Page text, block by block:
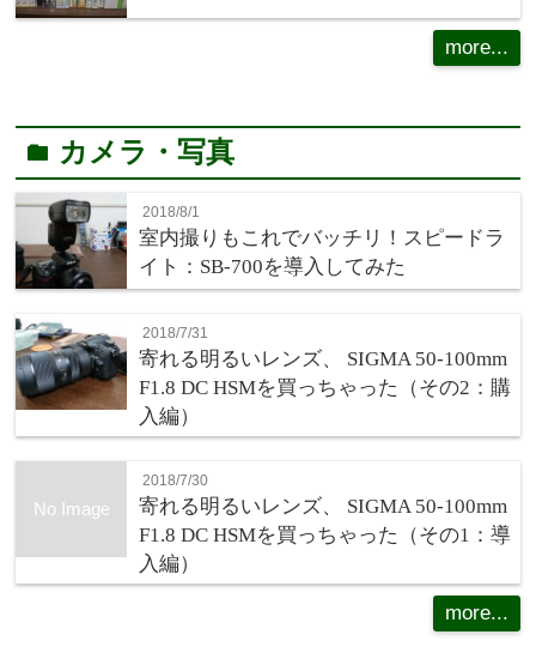
more...
folder カメラ・写真
2018/8/1
室内撮りもこれでバッチリ！スピードラ
イト：SB-700を導入してみた
2018/7/31
寄れる明るいレンズ、 SIGMA 50-100mm
F1.8 DC HSMを買っちゃった（その2：購
入編）
No Image
2018/7/30
寄れる明るいレンズ、 SIGMA 50-100mm
F1.8 DC HSMを買っちゃった（その1：導
入編）
more...